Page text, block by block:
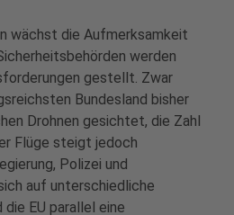
wächst die Aufmerksamkeit
werden
gestellt. Zwar
Bundesland bisher
Drohnen gesichtet, die Zahl
Flüge steigt jedoch
Polizei und
auf unterschiedliche
die EU parallel eine